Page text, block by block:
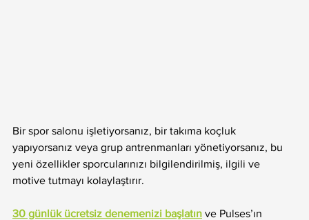
Bir spor salonu işletiyorsanız, bir takıma koçluk
yapıyorsanız veya grup antrenmanları yönetiyorsanız, bu
yeni özellikler sporcularınızı bilgilendirilmiş, ilgili ve
motive tutmayı kolaylaştırır.
30 günlük ücretsiz denemenizi başlatın ve Pulses’ın